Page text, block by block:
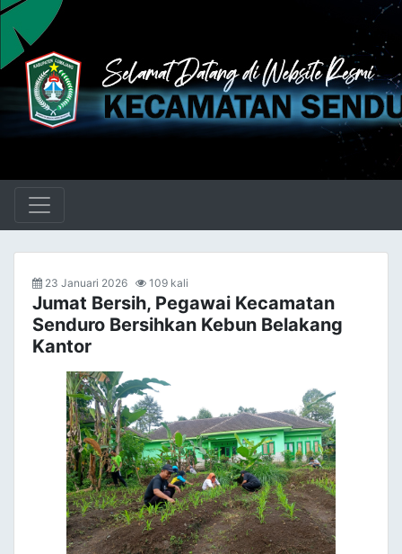
23 Januari 2026 109 kali
Jumat Bersih, Pegawai Kecamatan
Senduro Bersihkan Kebun Belakang
Kantor